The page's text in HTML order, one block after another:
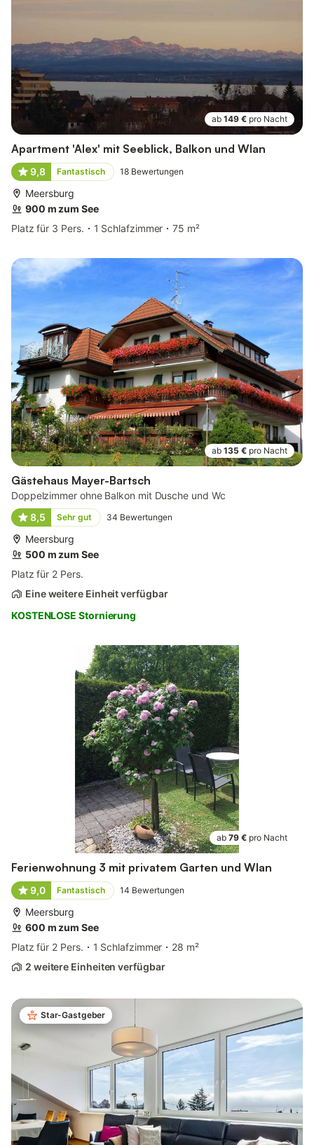
ab 149 € pro Nacht
Apartment 'Alex' mit Seeblick, Balkon und Wlan
9,8 Fantastisch 18 Bewertungen
Meersburg
900 m zum See
Platz für 3 Pers.
1 Schlafzimmer 75 m²
ab 135 € pro Nacht
Gästehaus Mayer-Bartsch
Doppelzimmer ohne Balkon mit Dusche und Wc
8,5
Sehr gut 34 Bewertungen
Meersburg
500 m zum See
Platz für 2 Pers.
Eine weitere Einheit verfügbar
KOSTENLOSE Stornierung
ab 79 € pro Nacht
Ferienwohnung 3 mit privatem Garten und Wlan
9,0 Fantastisch 14 Bewertungen
Meersburg
600 m zum See
Platz für 2 Pers.
1 Schlafzimmer
28 m²
2 weitere Einheiten verfügbar
Star-Gastgeber